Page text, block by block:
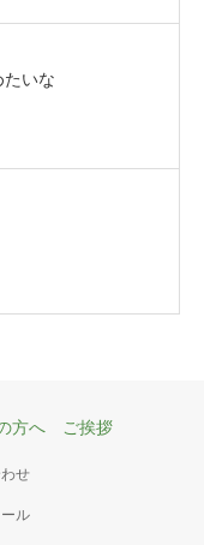
たいな
方へ ご挨拶
せ
ル